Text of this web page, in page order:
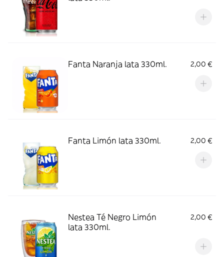
Fanta Naranja lata 330ml. 2,00 €
Fanta Limón lata 330ml. 2,00 €
Nestea Té Negro Limón
lata 330ml.
2,00 €